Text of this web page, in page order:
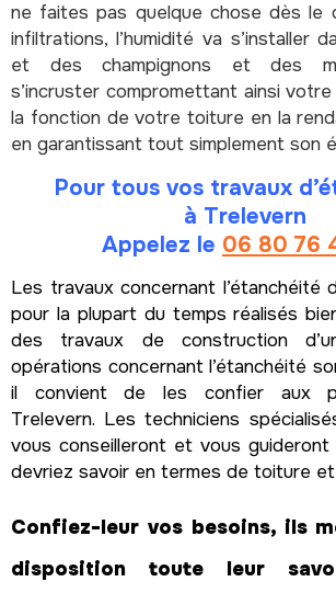
ne faites pas quelque chose dès le
infiltrations, l’humidité va s’installer
et des champignons et des
s’incruster compromettant ainsi
la fonction de votre toiture en la
en garantissant tout simplement son
Pour tous vos travaux
à Trelevern
Appelez le 06 80 76
Les travaux concernant l’étanchéité
pour la plupart du temps réalisés
des travaux de construction
opérations concernant l’étanchéité
il convient de les confier aux
Trelevern. Les techniciens
vous conseilleront et vous
devriez savoir en termes de toiture
Confiez-leur vos besoins, ils
disposition toute leur